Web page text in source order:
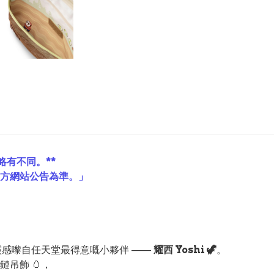
有不同。**
網站公告為準。」
感嚟自任天堂最得意嘅小夥伴 —— 耀西 Yoshi 🦖。
吊飾 🥚，